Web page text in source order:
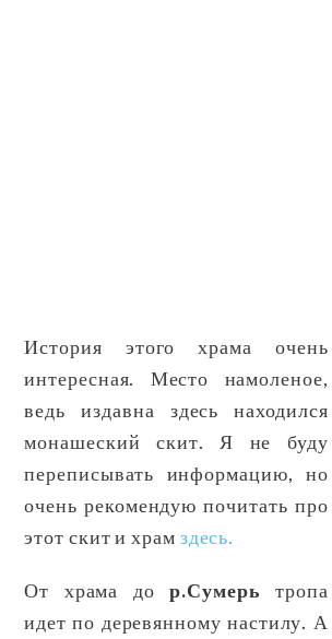
История этого храма очень
интересная. Место намоленое,
ведь издавна здесь находился
монашеский скит. Я не буду
переписывать информацию, но
очень рекомендую почитать про
этот скит и храм здесь.
От храма дор.Сумерь тропа
идет по деревянному настилу. А